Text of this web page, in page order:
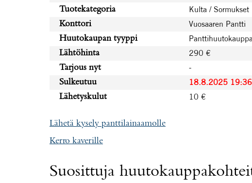
Tuotekategoria Kulta / Sormukset
Konttori Vuosaaren Pantti
Huutokaupan tyyppi Panttihuutokauppa
Lähtöhinta 290 €
Tarjous nyt -
Sulkeutuu 18.8.2025
Lähetyskulut 10 €
Lähetä kysely panttilainaamolle
Kerro kaverille
Suosittuja